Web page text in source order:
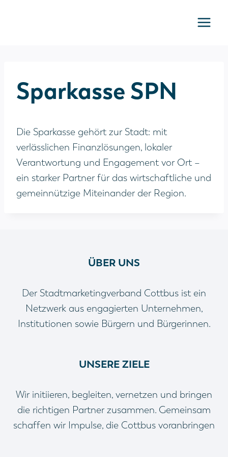
Sparkasse SPN
Die Sparkasse gehört zur Stadt: mit
verlässlichen Finanzlösungen, lokaler
Verantwortung und Engagement vor Ort –
ein starker Partner für das wirtschaftliche und
gemeinnützige Miteinander der Region.
ÜBER UNS
Der Stadtmarketingverband Cottbus ist ein
Netzwerk aus engagierten Unternehmen,
Institutionen sowie Bürgern und Bürgerinnen.
UNSERE ZIELE
Wir initiieren, begleiten, vernetzen und bringen
die richtigen Partner zusammen. Gemeinsam
schaffen wir Impulse, die Cottbus voranbringen